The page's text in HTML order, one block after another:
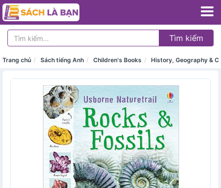
Tìm kiếm
Trang chủ Sách tiếng Anh Children's Books History, Geography &